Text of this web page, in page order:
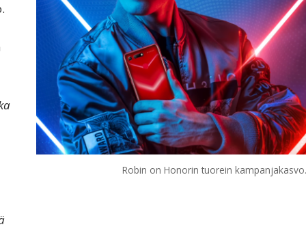
Robin on Honorin tuorein kampanjakasvo.